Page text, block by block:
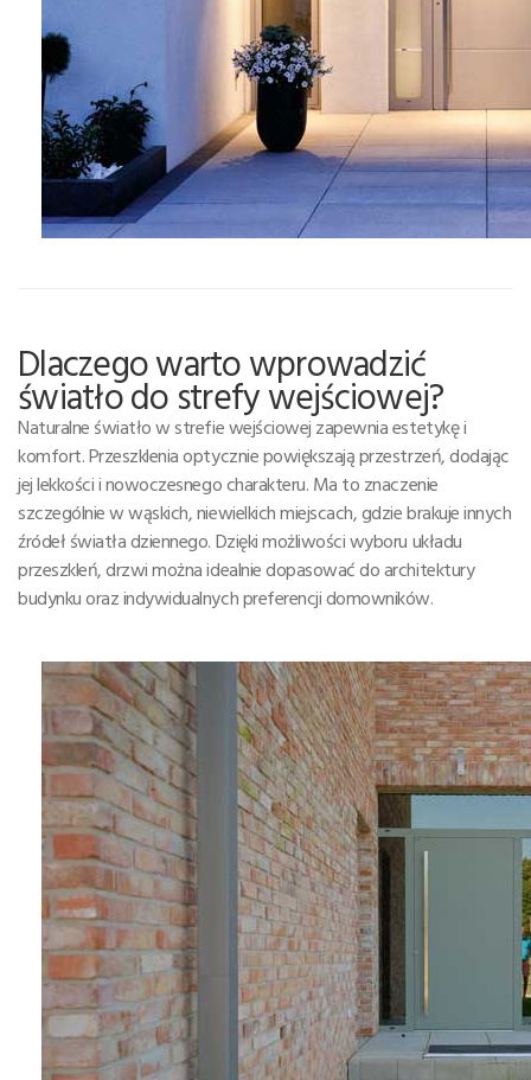
Dlaczego warto wprowadzić
światło do strefy wejściowej?
Naturalne światło w strefie wejściowej zapewnia estetykę i
komfort. Przeszklenia optycznie powiększają przestrzeń, dodając
jej lekkości i nowoczesnego charakteru. Ma to znaczenie
szczególnie w wąskich, niewielkich miejscach, gdzie brakuje innych
źródeł światła dziennego. Dzięki możliwości wyboru układu
przeszkleń, drzwi można idealnie dopasować do architektury
budynku oraz indywidualnych preferencji domowników.